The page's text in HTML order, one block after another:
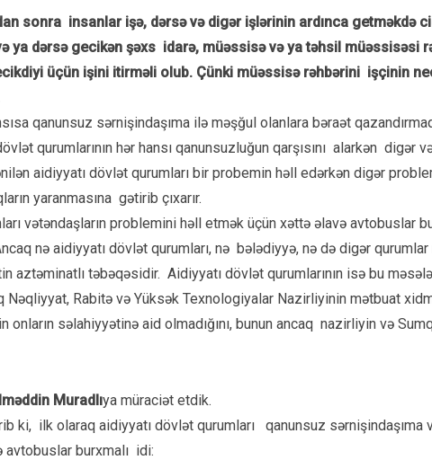
sonra insanlar işə, dərsə və digər işlərinin ardınca
ya dərsə gecikən şəxs idarə, müəssisə və ya təhsil müəssisəsi
üçün işini itirməli olub. Çünki müəssisə rəhbərini işçinin
qanunsuz sərnişindaşıma ilə məşğul olanlara bəraət
qurumlarının hər hansı qanunsuzluğun qarşısını alarkən digər
aidiyyatı dövlət qurumları bir probemin həll edərkən digər
yaranmasına gətirib çıxarır.
vətəndaşların problemini həll etmək üçün xəttə əlavə avtobuslar
nə aidiyyatı dövlət qurumları, nə bələdiyyə, nə də digər
aztəminatlı təbəqəsidir. Aidiyyatı dövlət qurumlarının isə bu
Nəqliyyat, Rabitə və Yüksək Texnologiyalar Nazirliyinin mətbuat
onların səlahiyyətinə aid olmadığını, bunun ancaq nazirliyin və
Muradlıya müraciət etdik.
ki, ilk olaraq aidiyyatı dövlət qurumları qanunsuz sərnişindaşıma
burxmalı idi: